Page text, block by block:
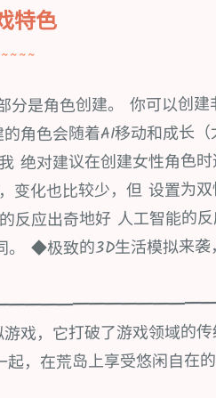
特色
是角色创建。 你可以创
角色会随着AI移动和成长
绝对建议在创建女性角色
变化也比较少，但 设置为
反应出奇地好 人工智能的
◆极致的3D生活模拟来
戏，它打破了游戏领域的
，在荒岛上享受悠闲自在